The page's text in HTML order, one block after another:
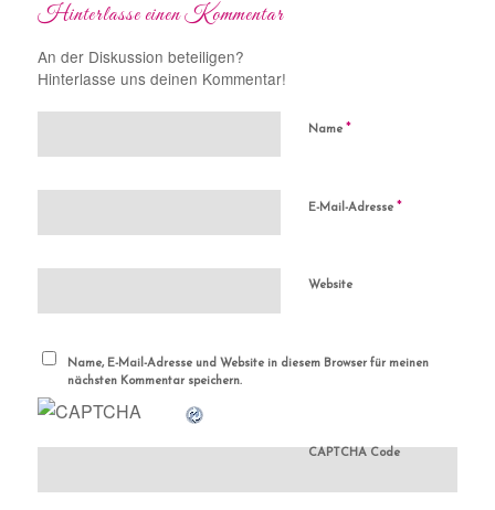
Hinterlasse einen Kommentar
An der Diskussion beteiligen?
Hinterlasse uns deinen Kommentar!
Name *
E-Mail-Adresse *
Website
Name, E-Mail-Adresse und Website in diesem Browser für meinen
nächsten Kommentar speichern.
CAPTCHA Code